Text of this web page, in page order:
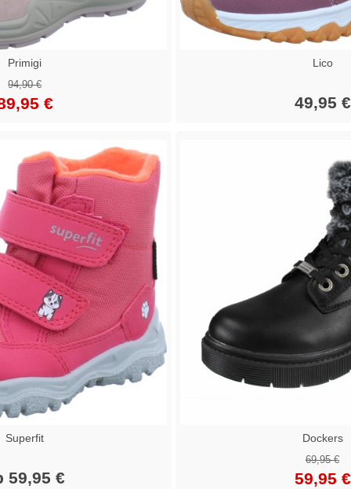
Primigi
94,90 €
€
Lico
49,95 €
Superfit
59,95 €
Dockers
69,95 €
59,95 €